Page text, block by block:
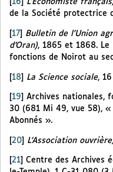
16 L’Économiste français
de la Société protectrice
17
Bulletin de l’Union
d’Oran), 1865 et 1868. Le
fonctions de Noirot au
[18] La Science sociale,
19
Archives nationales,
30 (681 Mi 49, vue 58),
Abonnés ».
[20] L’Association ouvrière,
21
Centre des Archives